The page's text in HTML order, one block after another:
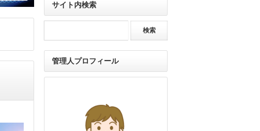
サイト内検索
管理人プロフィール